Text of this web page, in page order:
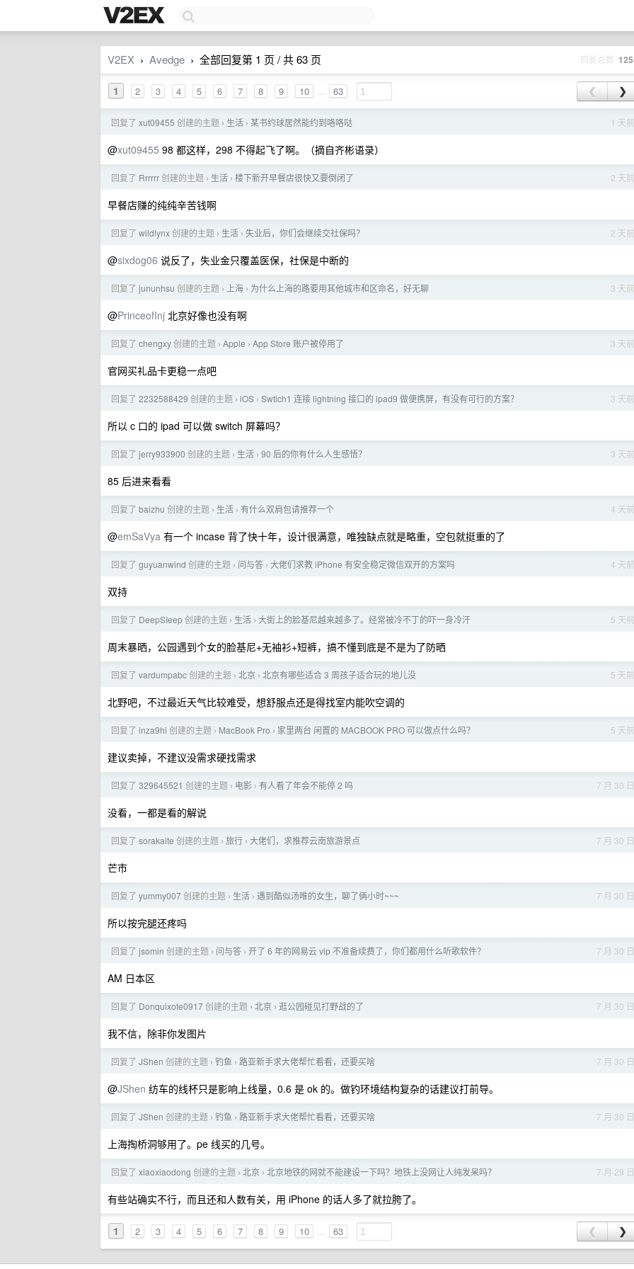
V2EX › Avedge › 全部回复第 1 页 / 共 63 页 回复总数
1 2 3 4 5 6 7 8 9 10 ... 63 ❮ ❯
1 天前
回复了 xut09455 创建的主题 › 生活 › 某书约球居然能约到咯咯哒
@xut09455 98 都这样，298 不得起飞了啊。（摘自齐彬语录）
2 天前
回复了 Rrrrrr创建的主题 › 生活 › 楼下新开早餐店很快又要倒闭了
早餐店赚的纯纯辛苦钱啊
2 天前
回复了 wildlynx创建的主题 › 生活 › 失业后，你们会继续交社保吗？
@sixdog06 说反了，失业金只覆盖医保，社保是中断的
3 天前
回复了 jununhsu 创建的主题 › 上海 › 为什么上海的路要用其他城市和区命名，好无聊
@PrinceofInj 北京好像也没有啊
3 天前
回复了 chengxy创建的主题 › Apple › App Store 账户被停用了
官网买礼品卡更稳一点吧
3 天前
回复了 2232588429 创建的主题 › iOS › Swtich1 连接 lightning 接口的 ipad9 做便携屏，有没有可行的方案？
所以 c 口的 ipad 可以做 switch 屏幕吗？
3 天前
回复了 jerry933900 创建的主题 › 生活 › 90 后的你有什么人生感悟？
85 后进来看看
4 天前
回复了 baizhu 创建的主题 › 生活 › 有什么双肩包请推荐一个
@emSaVya 有一个 incase 背了快十年，设计很满意，唯独缺点就是略重，空包就挺重的了
4 天前
回复了 guyuanwind 创建的主题 › 问与答 › 大佬们求教 iPhone 有安全稳定微信双开的方案吗
双持
5 天前
回复了 DeepSIeep创建的主题 › 生活 › 大街上的脸基尼越来越多了。经常被冷不丁的吓一身冷汗
周末暴晒，公园遇到个女的脸基尼+无袖衫+短裤，搞不懂到底是不是为了防晒
5 天前
回复了 vardumpabc创建的主题 › 北京 › 北京有哪些适合 3 周孩子适合玩的地儿没
北野吧，不过最近天气比较难受，想舒服点还是得找室内能吹空调的
5 天前
回复了 inza9hi 创建的主题 › MacBook Pro › 家里两台 闲置的 MACBOOK PRO 可以做点什么吗？
建议卖掉，不建议没需求硬找需求
7 月 30 日
回复了 329645521 创建的主题 › 电影 › 有人看了年会不能停 2 吗
没看，一都是看的解说
7 月 30 日
回复了 sorakaite 创建的主题 › 旅行 › 大佬们，求推荐云南旅游景点
芒市
7 月 30 日
回复了 yummy007创建的主题 › 生活 › 遇到酷似汤唯的女生，聊了俩小时~~~
所以按完腿还疼吗
7 月 30 日
回复了 jsomin 创建的主题 › 问与答 › 开了 6 年的网易云 vip 不准备续费了，你们都用什么听歌软件？
AM 日本区
7 月 30 日
回复了 Donquixote0917创建的主题 › 北京 › 逛公园碰见打野战的了
我不信，除非你发图片
7 月 30 日
回复了 JShen 创建的主题 › 钓鱼 › 路亚新手求大佬帮忙看看，还要买啥
@JShen 纺车的线杯只是影响上线量，0.6 是 ok 的。做钓环境结构复杂的话建议打前导。
7 月 30 日
回复了 JShen 创建的主题 › 钓鱼 › 路亚新手求大佬帮忙看看，还要买啥
上海掏桥洞够用了。pe 线买的几号。
7 月 29 日
回复了 xiaoxiaodong 创建的主题 › 北京 › 北京地铁的网就不能建设一下吗？地铁上没网让人纯发呆吗？
有些站确实不行，而且还和人数有关，用 iPhone 的话人多了就拉胯了。
1 2 3 4 5 6 7 8 9 10 ... 63 ❮ ❯